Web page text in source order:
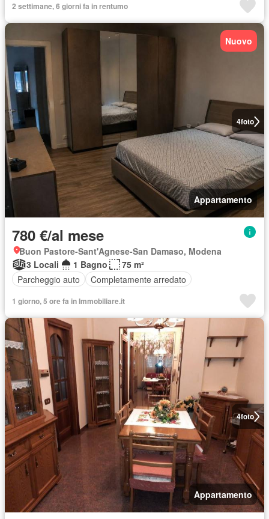
2 settimane, 6 giorni fa in rentumo
4foto
Nuovo
Appartamento
780 €/al mese
Buon Pastore-Sant'Agnese-San Damaso, Modena
3 Locali
1 Bagno
75 m²
Parcheggio auto
Completamente arredato
1 giorno, 5 ore fa in Immobiliare.it
4foto
Appartamento